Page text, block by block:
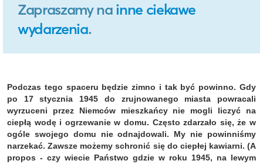
Zapraszamy na inne ciekawe
wydarzenia.
Podczas tego spaceru będzie zimno i tak być powinno. Gdy
po 17 stycznia 1945 do zrujnowanego miasta powracali
wyrzuceni przez Niemców mieszkańcy nie mogli liczyć na
ciepłą wodę i ogrzewanie w domu. Często zdarzało się, że w
ogóle swojego domu nie odnajdowali. My nie powinniśmy
narzekać. Zawsze możemy schronić się do ciepłej kawiarni. (A
propos - czy wiecie Państwo gdzie w roku 1945, na lewym